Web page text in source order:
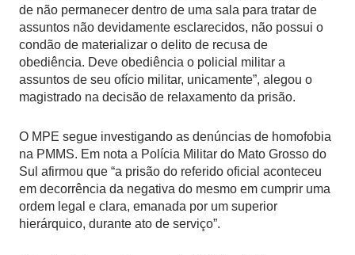
de não permanecer dentro de uma sala para tratar de
assuntos não devidamente esclarecidos, não possui o
condão de materializar o delito de recusa de
obediência. Deve obediência o policial militar a
assuntos de seu ofício militar, unicamente”, alegou o
magistrado na decisão de relaxamento da prisão.
O MPE segue investigando as denúncias de homofobia
na PMMS. Em nota a Polícia Militar do Mato Grosso do
Sul afirmou que “a prisão do referido oficial aconteceu
em decorrência da negativa do mesmo em cumprir uma
ordem legal e clara, emanada por um superior
hierárquico, durante ato de serviço”.